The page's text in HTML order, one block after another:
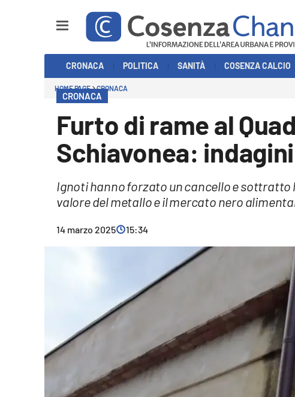
Economia e Lavoro
CRONACA POLITICA SANITÀ COSENZA CALCIO
HOME PAGE CRONACA
CRONACA
Furto di rame al
Schiavonea:
Ignoti hanno forzato un cancello e sottratto
valore del metallo e il mercato nero
14 marzo 2025 15:34